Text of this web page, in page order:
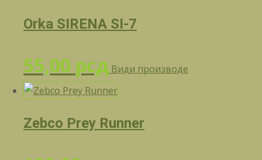
Orka SIRENA SI-7
55,00 рсд Види производе
Zebco Prey Runner